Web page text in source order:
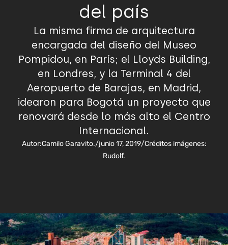
del país
La misma firma de arquitectura
encargada del diseño del Museo
Pompidou, en París; el Lloyds Building,
en Londres, y la Terminal 4 del
Aeropuerto de Barajas, en Madrid,
idearon para Bogotá un proyecto que
renovará desde lo más alto el Centro
Internacional.
Autor:Camilo Garavito./junio 17, 2019/Créditos imágenes:
Rudolf.